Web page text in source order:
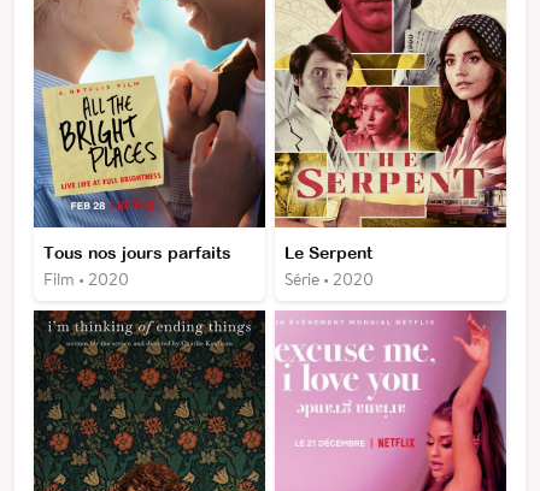
Tous nos jours parfaits
Film • 2020
Le Serpent
Série • 2020